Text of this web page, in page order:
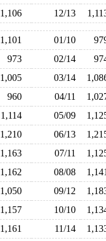
1,106 12/13
1,101 01/10
973 02/14
1,005 03/14
960 04/11
1,114 05/09
1,210 06/13
1,163 07/11
1,162 08/08
1,050 09/12
1,157 10/10
1,161 11/14